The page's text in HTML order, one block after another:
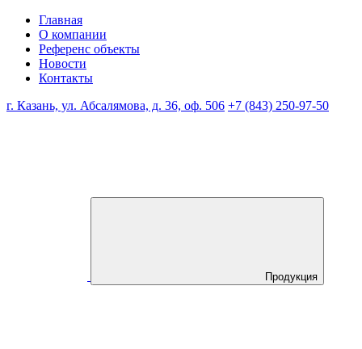
Главная
О компании
Референс объекты
Новости
Контакты
г. Казань, ул. Абсалямова, д. 36, оф. 506 +7 (843) 250-97-50
Продукция